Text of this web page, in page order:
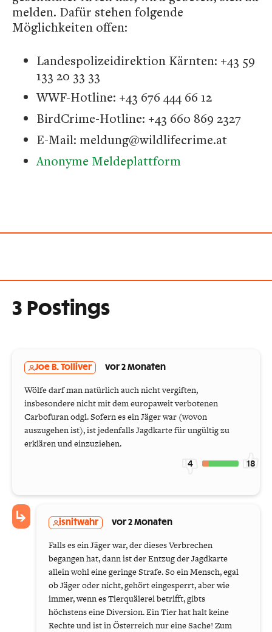
melden. Dafür stehen folgende
Möglichkeiten offen:
Landespolizeidirektion Kärnten: +43 59
133 20 33 33
WWF-Hotline: +43 676 444 66 12
BirdCrime-Hotline: +43 660 869 2327
E-Mail: meldung@wildlifecrime.at
Anonyme Meldeplattform
3 Postings
Joe B. Tolliver vor 2 Monaten
Wölfe darf man natürlich auch nicht vergiften,
insbesondere nicht mit dem europaweit verbotenen
Carbofuran odgl. Sofern es ein Jäger war (wovon
auszugehen ist), ist jedenfalls Jagdkarte für ungültig zu
erklären und einzuziehen.
4 18
isnitwahr vor 2 Monaten
Falls es ein Jäger war, der dieses Verbrechen
begangen hat, dann ist der Entzug der Jagdkarte
allein wohl eine geringe Strafe. So ein Mensch, egal
ob Jäger oder nicht, gehört eingesperrt, aber wie
immer, wenn es Tierquälerei betrifft, gibts
höchstens eine Diversion. Ein Tier hat halt keine
Rechte und ist in Österreich nur eine Sache! Zum